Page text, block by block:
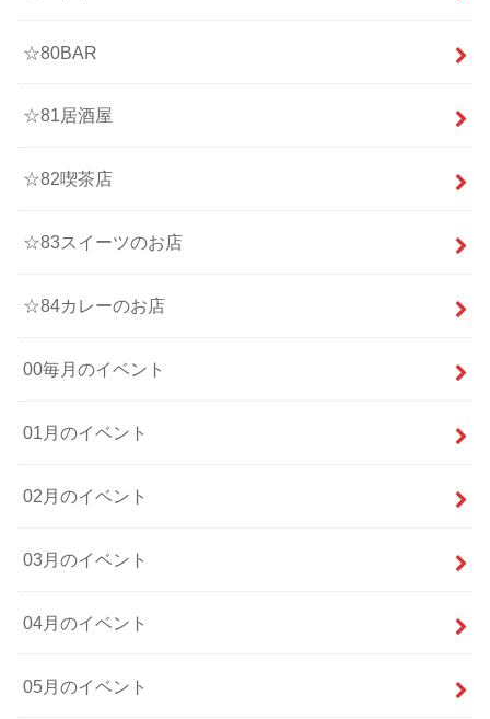
☆80BAR
☆81居酒屋
☆82喫茶店
☆83スイーツのお店
☆84カレーのお店
00毎月のイベント
01月のイベント
02月のイベント
03月のイベント
04月のイベント
05月のイベント